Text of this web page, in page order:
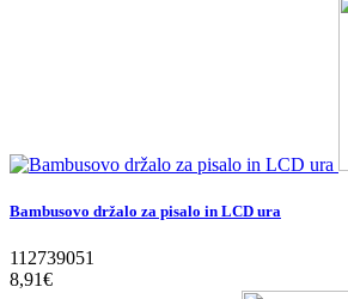
Bambusovo držalo za pisalo in LCD ura
112739051
8,91‎€